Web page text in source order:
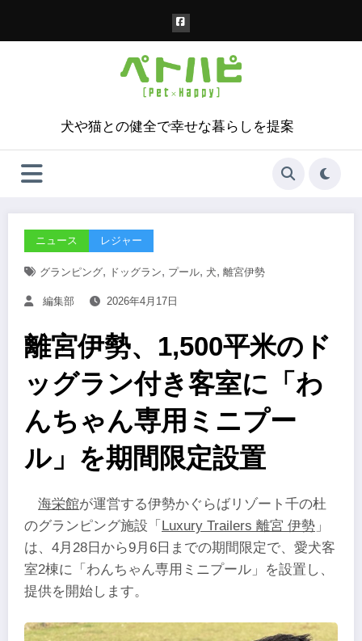
犬や猫との健全で幸せな暮らしを提案
ニュース レジャー
グランピング, ドッグラン, プール, 犬, 離宮伊勢
編集部 2026年4月17日
離宮伊勢、1,500平米のド
ッグラン付き客室に「わ
んちゃん専用ミニプー
ル」を期間限定設置
海栄館が運営する伊勢かぐらばリゾート千の杜
のグランピング施設「 Luxury Trailers 離宮 伊勢 」
は、4月28日から9月6日までの期間限定で、愛犬客
室2棟に「わんちゃん専用ミニプール」を設置し、
提供を開始します。